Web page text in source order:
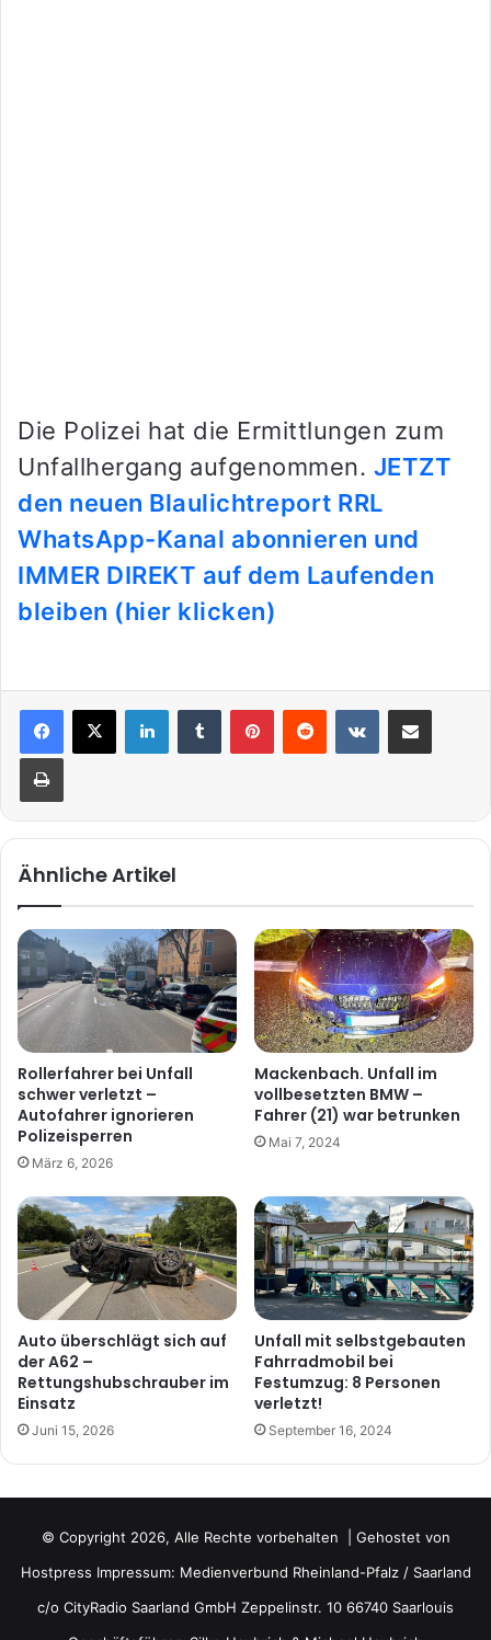
Die Polizei hat die Ermittlungen zum
Unfallhergang aufgenommen. JETZT
den neuen Blaulichtreport RRL
WhatsApp-Kanal abonnieren und
IMMER DIREKT auf dem Laufenden
bleiben (hier klicken)
LinkedInTumblr PinterestReddit VKontakteTeile per E-Mail
Drucken
Ähnliche Artikel
Rollerfahrer bei Unfall
schwer verletzt –
Autofahrer ignorieren
Polizeisperren
März 6, 2026
Mackenbach. Unfall im
vollbesetzten BMW –
Fahrer (21) war betrunken
Mai 7, 2024
Auto überschlägt sich auf
der A62 –
Rettungshubschrauber im
Einsatz
Juni 15, 2026
Unfall mit selbstgebauten
Fahrradmobil bei
Festumzug: 8 Personen
verletzt!
September 16, 2024
© Copyright 2026, Alle Rechte vorbehalten | Gehostet von
Hostpress Impressum: Medienverbund Rheinland-Pfalz / Saarland
c/o CityRadio Saarland GmbH Zeppelinstr. 10 66740 Saarlouis